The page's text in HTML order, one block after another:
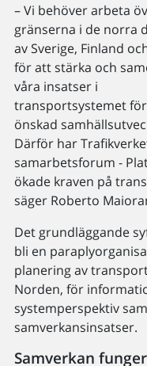
– Vi behöver arbeta
gränserna i de norra
av Sverige, Finland
för att stärka och
våra insatser i
transportsystemet
önskad
Därför har
samarbetsforum -
ökade kraven på
säger Roberto
Det grundläggande
bli en
planering av
Norden, för
systemperspektiv
samverkansinsatser.
Samverkan